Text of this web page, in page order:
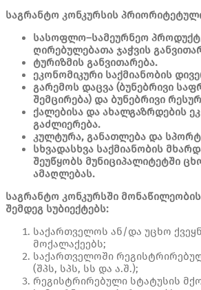
საგრანტო კონკურსის
სასოფლო–სამეურნეო
ღირებულებათა ჯაჭვის
ტურიზმის განვითარება.
ეკონომიკური საქმიანობის
გარემოს დაცვა (ბუნებრივი
შემცირება) და ბუნებრივი
ქალებისა და ახალგაზრდების
გაძლიერება.
კულტურა, განათლება და
სხვადასხვა საქმიანობის
შეუწყობს მუნიციპალიტეტში
ამაღლებას.
საგრანტო კონკურსში მონაწილეობის
შემდეგ სუბიექტებს:
საქართველოს ან/და უცხო
მოქალაქეებს;
საქართველოში
(შპს, სპს, სს და ა.შ.);
რეგისტრირებული სტატუსის